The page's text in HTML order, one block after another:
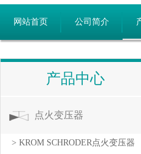
网站首页 公司简介
产品中心
点火变压器
> KROM SCHRODER点火变压器